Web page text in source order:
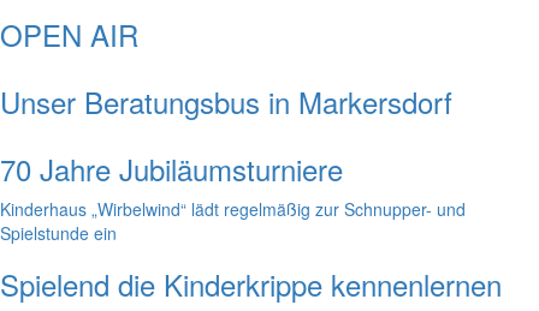
OPEN AIR
Unser Beratungsbus in Markersdorf
70 Jahre Jubiläumsturniere
Kinderhaus „Wirbelwind“ lädt regelmäßig zur Schnupper- und
Spielstunde ein
Spielend die Kinderkrippe kennenlernen